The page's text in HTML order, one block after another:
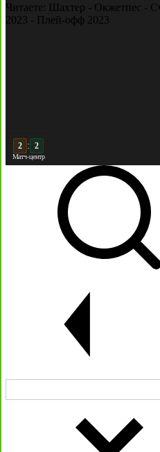
Читаете: Шахтер - Окжетпес -
2023 - Плей-офф 2023
3 : 2
Матч-центр